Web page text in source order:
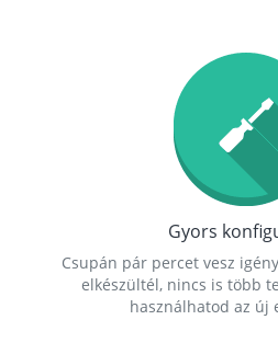
Gyors
Csupán pár percet vesz
elkészültél, nincs is több
használhatod az új